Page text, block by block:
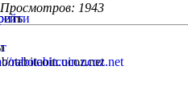
Просмотров: 1943